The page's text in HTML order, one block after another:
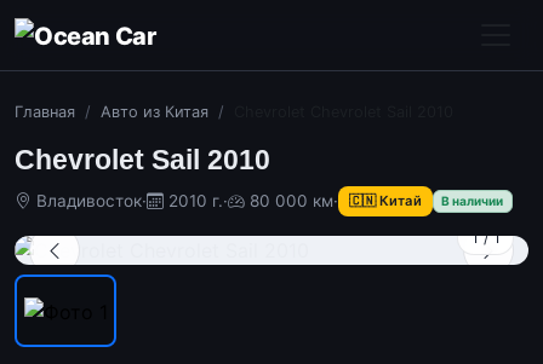
Главная Авто из Китая
Chevrolet Sail 2010
Владивосток· 2010 г.· 80 000 км· 🇨🇳 Китай В наличии
1/1